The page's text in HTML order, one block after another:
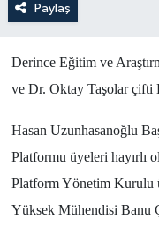
Paylaş
Derince Eğitim ve
ve Dr. Oktay Taşolar çifti
Hasan Uzunhasanoğlu
Platformu üyeleri hayırlı
Platform Yönetim Kurulu
Yüksek Mühendisi Banu